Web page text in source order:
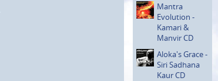
Mantra
Evolution -
Kamari &
Manvir CD
Aloka's Grace -
Siri Sadhana
Kaur CD